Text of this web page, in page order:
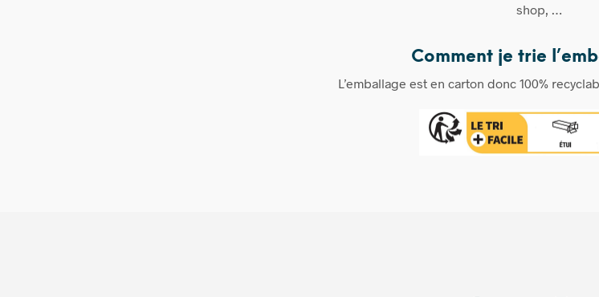
shop, …
Comment je trie
L’emballage est en carton donc 100%